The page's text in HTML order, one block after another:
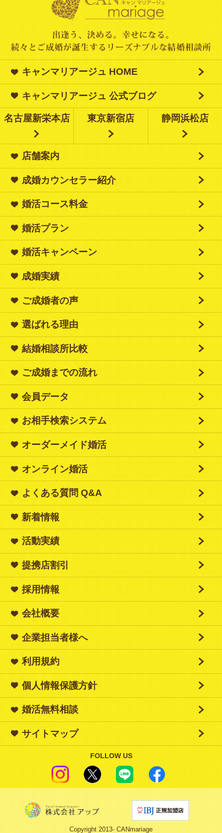
キャンマリアージュ HOME
キャンマリアージュ 公式ブログ
名古屋新栄本店 東京新宿店 静岡浜松店
店舗案内
成婚カウンセラー紹介
婚活コース料金
婚活プラン
婚活キャンペーン
成婚実績
ご成婚者の声
選ばれる理由
結婚相談所比較
ご成婚までの流れ
会員データ
お相手検索システム
オーダーメイド婚活
オンライン婚活
よくある質問 Q&A
新着情報
活動実績
提携店割引
採用情報
会社概要
企業担当者様へ
利用規約
個人情報保護方針
婚活無料相談
サイトマップ
FOLLOW US
Copyright 2013‐ CANmariage